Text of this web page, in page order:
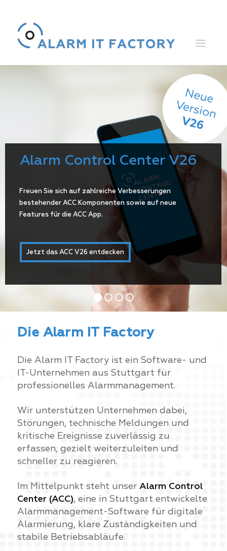
Alarm Control Center V26
Freuen Sie sich auf zahlreiche Verbesserungen
bestehender ACC Komponenten sowie auf neue
Features für die ACC App.
Jetzt das ACC V26 entdecken
Die Alarm IT Factory
Die Alarm IT Factory ist ein Software- und
IT-Unternehmen aus Stuttgart für
professionelles Alarmmanagement.
Wir unterstützen Unternehmen dabei,
Störungen, technische Meldungen und
kritische Ereignisse zuverlässig zu
erfassen, gezielt weiterzuleiten und
schneller zu reagieren.
Im Mittelpunkt steht unser Alarm Control
Center (ACC), eine in Stuttgart entwickelte
Alarmmanagement-Software für digitale
Alarmierung, klare Zuständigkeiten und
stabile Betriebsabläufe.